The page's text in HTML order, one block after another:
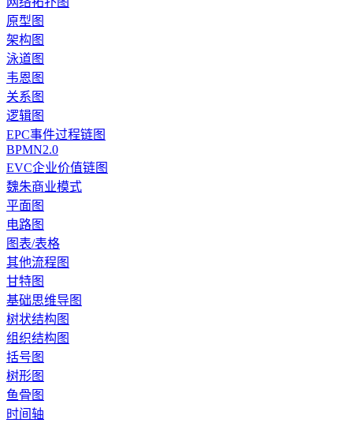
原型图
架构图
泳道图
韦恩图
关系图
逻辑图
EPC事件过程链图
BPMN2.0
EVC企业价值链图
魏朱商业模式
平面图
电路图
图表/表格
其他流程图
甘特图
基础思维导图
树状结构图
组织结构图
括号图
树形图
鱼骨图
时间轴